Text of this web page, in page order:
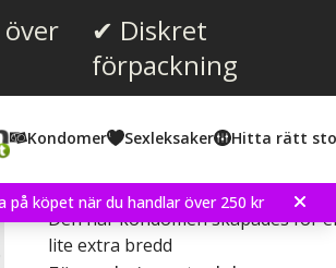
✔ Diskret
förpackning
Kondomer Sexleksaker Hitta rätt
på köpet när du handlar över 250 kr
Recensioner (53)
Mister Size 60 -
Den här kondomen skapades för
lite extra bredd